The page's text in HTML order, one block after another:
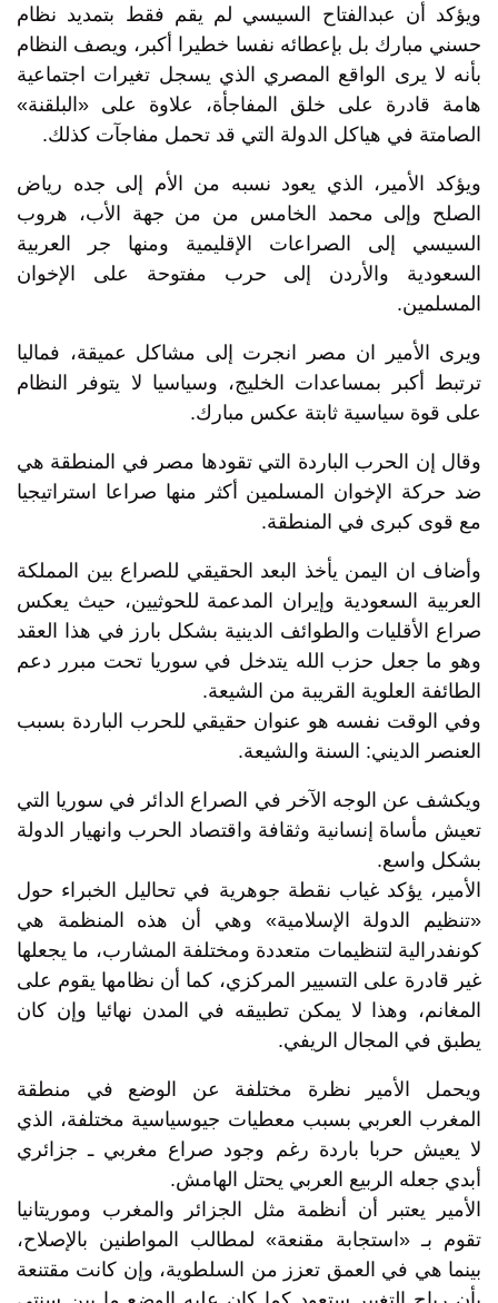
ويؤكد أن عبدالفتاح السيسي لم يقم فقط بتمديد نظام
حسني مبارك بل بإعطائه نفسا خطيرا أكبر، ويصف النظام
بأنه لا يرى الواقع المصري الذي يسجل تغيرات اجتماعية
هامة قادرة على خلق المفاجأة، علاوة على «البلقنة»
الصامتة في هياكل الدولة التي قد تحمل مفاجآت كذلك.
ويؤكد الأمير، الذي يعود نسبه من الأم إلى جده رياض
الصلح وإلى محمد الخامس من من جهة الأب، هروب
السيسي إلى الصراعات الإقليمية ومنها جر العربية
السعودية والأردن إلى حرب مفتوحة على الإخوان
المسلمين.
ويرى الأمير ان مصر انجرت إلى مشاكل عميقة، فماليا
ترتبط أكبر بمساعدات الخليج، وسياسيا لا يتوفر النظام
على قوة سياسية ثابتة عكس مبارك.
وقال إن الحرب الباردة التي تقودها مصر في المنطقة هي
ضد حركة الإخوان المسلمين أكثر منها صراعا استراتيجيا
مع قوى كبرى في المنطقة.
وأضاف ان اليمن يأخذ البعد الحقيقي للصراع بين المملكة
العربية السعودية وإيران المدعمة للحوثيين، حيث يعكس
صراع الأقليات والطوائف الدينية بشكل بارز في هذا العقد
وهو ما جعل حزب الله يتدخل في سوريا تحت مبرر دعم
الطائفة العلوية القريبة من الشيعة.
وفي الوقت نفسه هو عنوان حقيقي للحرب الباردة بسبب
العنصر الديني: السنة والشيعة.
ويكشف عن الوجه الآخر في الصراع الدائر في سوريا التي
تعيش مأساة إنسانية وثقافة واقتصاد الحرب وانهيار الدولة
بشكل واسع.
الأمير، يؤكد غياب نقطة جوهرية في تحاليل الخبراء حول
«تنظيم الدولة الإسلامية» وهي أن هذه المنظمة هي
كونفدرالية لتنظيمات متعددة ومختلفة المشارب، ما يجعلها
غير قادرة على التسيير المركزي، كما أن نظامها يقوم على
المغانم، وهذا لا يمكن تطبيقه في المدن نهائيا وإن كان
يطبق في المجال الريفي.
ويحمل الأمير نظرة مختلفة عن الوضع في منطقة
المغرب العربي بسبب معطيات جيوسياسية مختلفة، الذي
لا يعيش حربا باردة رغم وجود صراع مغربي ـ جزائري
أبدي جعله الربيع العربي يحتل الهامش.
الأمير يعتبر أن أنظمة مثل الجزائر والمغرب وموريتانيا
تقوم بـ «استجابة مقنعة» لمطالب المواطنين بالإصلاح،
بينما هي في العمق تعزز من السلطوية، وإن كانت مقتنعة